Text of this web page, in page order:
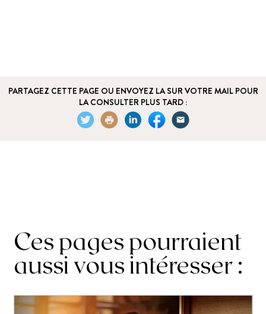
PARTAGEZ CETTE PAGE OU ENVOYEZ LA SUR VOTRE MAIL POUR
LA CONSULTER PLUS TARD :
Ces pages pourraient
aussi vous intéresser :